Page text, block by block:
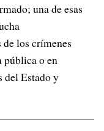
una de esas
los crímenes
pública o en
del Estado y